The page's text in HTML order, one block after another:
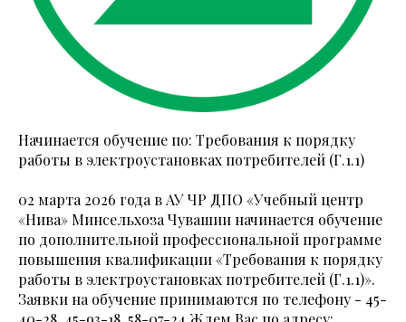
Начинается обучение по: Требования к порядку
работы в электроустановках потребителей (Г.1.1)
02 марта 2026 года в АУ ЧР ДПО «Учебный центр
«Нива» Минсельхоза Чувашии начинается обучение
по дополнительной профессиональной программе
повышения квалификации «Требования к порядку
работы в электроустановках потребителей (Г.1.1)».
Заявки на обучение принимаются по телефону - 45-